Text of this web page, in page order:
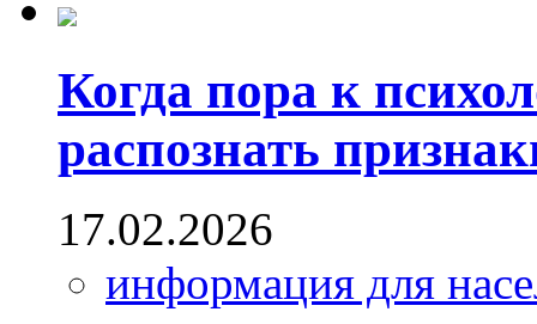
Когда пора к
распознать
17.02.2026
информация для